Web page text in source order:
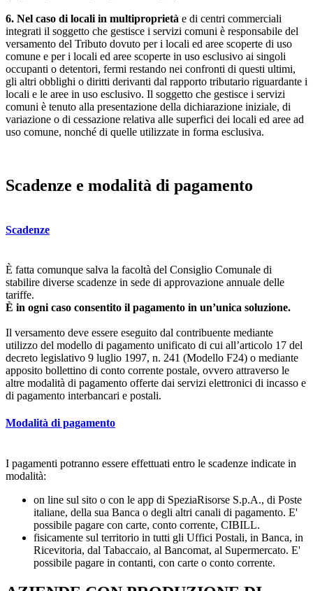
6. Nel caso di locali in multiproprietà e di centri commerciali
integrati il soggetto che gestisce i servizi comuni è responsabile del
versamento del Tributo dovuto per i locali ed aree scoperte di uso
comune e per i locali ed aree scoperte in uso esclusivo ai singoli
occupanti o detentori, fermi restando nei confronti di questi ultimi,
gli altri obblighi o diritti derivanti dal rapporto tributario riguardante i
locali e le aree in uso esclusivo. Il soggetto che gestisce i servizi
comuni è tenuto alla presentazione della dichiarazione iniziale, di
variazione o di cessazione relativa alle superfici dei locali ed aree ad
uso comune, nonché di quelle utilizzate in forma esclusiva.
Scadenze e modalità di pagamento
Scadenze
È fatta comunque salva la facoltà del Consiglio Comunale di
stabilire diverse scadenze in sede di approvazione annuale delle
tariffe.
È in ogni caso consentito il pagamento in un’unica soluzione.
Il versamento deve essere eseguito dal contribuente mediante
utilizzo del modello di pagamento unificato di cui all’articolo 17 del
decreto legislativo 9 luglio 1997, n. 241 (Modello F24) o mediante
apposito bollettino di conto corrente postale, ovvero attraverso le
altre modalità di pagamento offerte dai servizi elettronici di incasso e
di pagamento interbancari e postali.
Modalità di pagamento
I pagamenti potranno essere effettuati entro le scadenze indicate in
modalità:
on line sul sito o con le app di SpeziaRisorse S.p.A., di Poste
italiane, della sua Banca o degli altri canali di pagamento. E'
possibile pagare con carte, conto corrente, CIBILL.
fisicamente sul territorio in tutti gli Uffici Postali, in Banca, in
Ricevitoria, dal Tabaccaio, al Bancomat, al Supermercato. E'
possibile pagare in contanti, con carte o conto corrente.